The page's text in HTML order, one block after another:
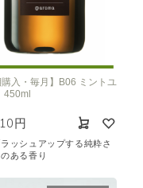
購入・毎月】B06 ミントユ
450ml
円
ッシュアップする純粋さ
ある香り